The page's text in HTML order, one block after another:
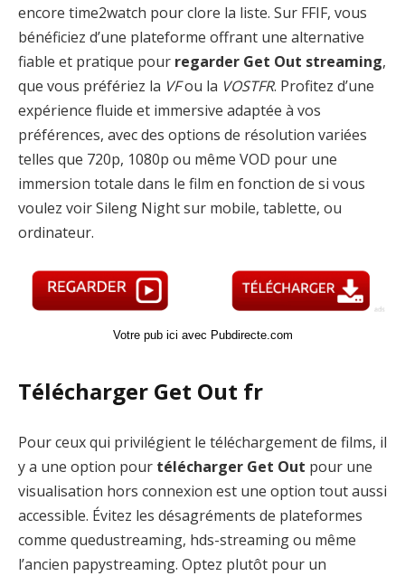
encore time2watch pour clore la liste. Sur FFIF, vous
bénéficiez d’une plateforme offrant une alternative
fiable et pratique pour regarder Get Out streaming,
que vous préfériez la VFou la VOSTFR. Profitez d’une
expérience fluide et immersive adaptée à vos
préférences, avec des options de résolution variées
telles que 720p, 1080p ou même VOD pour une
immersion totale dans le film en fonction de si vous
voulez voir Sileng Night sur mobile, tablette, ou
ordinateur.
Votre pub ici avec Pubdirecte.com
Télécharger Get Out fr
Pour ceux qui privilégient le téléchargement de films, il
y a une option pour télécharger Get Out pour une
visualisation hors connexion est une option tout aussi
accessible. Évitez les désagréments de plateformes
comme quedustreaming, hds-streaming ou même
l’ancien papystreaming. Optez plutôt pour un